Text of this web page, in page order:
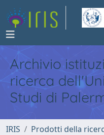
Archivio
ricerca
Studi di
IRIS Prodotti della